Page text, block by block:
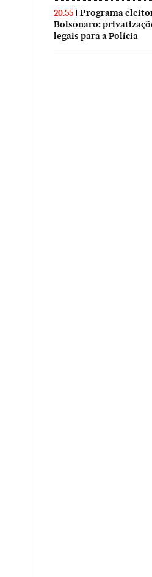
20:55
Programa
Bolsonaro:
legais para a Polícia